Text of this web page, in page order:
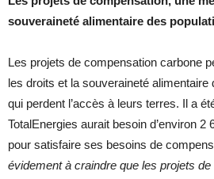
souveraineté alimentaire des
Les projets de compensation carbone
les droits et la souveraineté alimentaire
qui perdent l’accès à leurs terres. Il a
TotalEnergies aurait besoin d’environ 2
pour satisfaire ses besoins de
évidement à craindre que les projets